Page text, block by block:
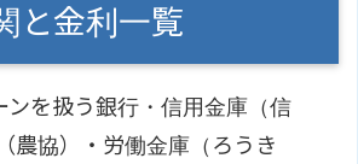
と金利一覧
ンを扱う銀行・信用金庫（信
農協）・労働金庫（ろうき